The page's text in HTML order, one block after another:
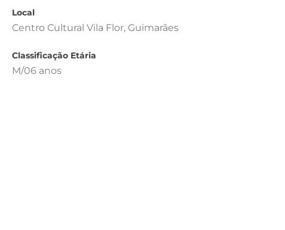
Local
Centro Cultural Vila Flor, Guimarães
Classificação Etária
M/06 anos